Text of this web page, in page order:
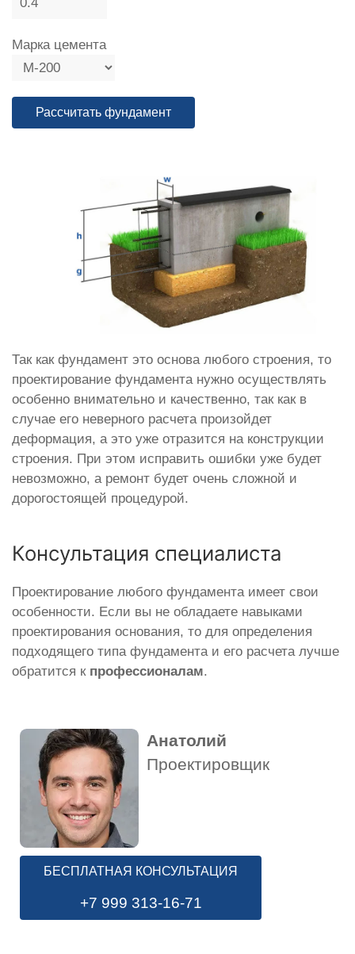
Марка цемента
Так как фундамент это основа любого строения, то
проектирование фундамента нужно осуществлять
особенно внимательно и качественно, так как в
случае его неверного расчета произойдет
деформация, а это уже отразится на конструкции
строения. При этом исправить ошибки уже будет
невозможно, а ремонт будет очень сложной и
дорогостоящей процедурой.
Консультация специалиста
Проектирование любого фундамента имеет свои
особенности. Если вы не обладаете навыками
проектирования основания, то для определения
подходящего типа фундамента и его расчета лучше
обратится к профессионалам.
Анатолий
Проектировщик
БЕСПЛАТНАЯ КОНСУЛЬТАЦИЯ
+7 999 313-16-71